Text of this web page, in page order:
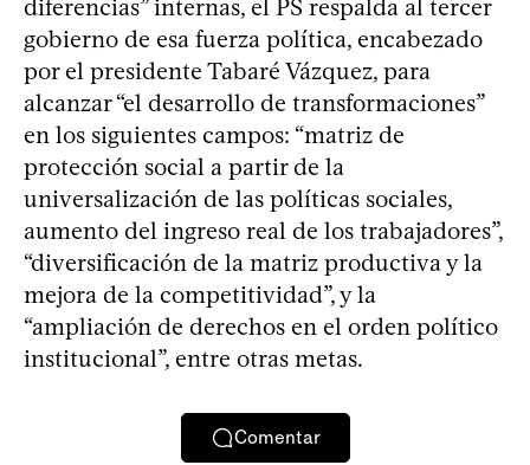
diferencias” internas, el PS respalda al tercer
gobierno de esa fuerza política, encabezado
por el presidente Tabaré Vázquez, para
alcanzar “el desarrollo de transformaciones”
en los siguientes campos: “matriz de
protección social a partir de la
universalización de las políticas sociales,
aumento del ingreso real de los trabajadores”,
“diversificación de la matriz productiva y la
mejora de la competitividad”, y la
“ampliación de derechos en el orden político
institucional”, entre otras metas.
Comentar